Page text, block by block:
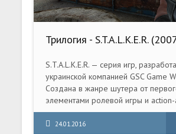
Трилогия - S.T.A.L.K.E.R.
S.T.A.L.K.E.R. — серия игр,
украинской компанией GSC Game
Создана в жанре шутера от
элементами ролевой игры и
События игр разворачиваются в
время, в альтернативном мире на
24.01.2016